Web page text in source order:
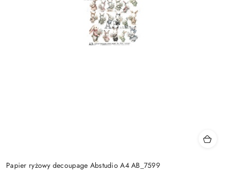
Papier ryżowy decoupage Abstudio A4 AB_7599